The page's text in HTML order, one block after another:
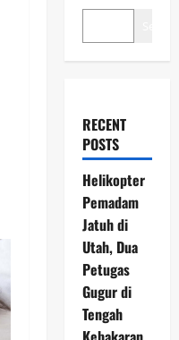
RECENT
POSTS
Helikopter
Pemadam
Jatuh di
Utah, Dua
Petugas
Gugur di
Tengah